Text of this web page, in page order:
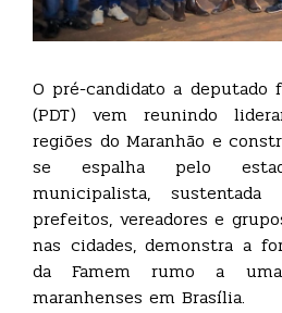
O pré-candidato a deputado
(PDT) vem reunindo
regiões do Maranhão e
se espalha pelo
municipalista,
prefeitos, vereadores e
nas cidades, demonstra a
da Famem rumo a
maranhenses em Brasília.